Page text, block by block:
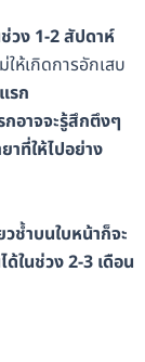
วง 1-2 สัปดาห์
ห้เกิดการอักเสบ
รก
อาจจะรู้สึกตึงๆ
าที่ให้ไปอย่าง
ช้ำบนใบหน้าก็จะ
ในช่วง 2-3 เดือน